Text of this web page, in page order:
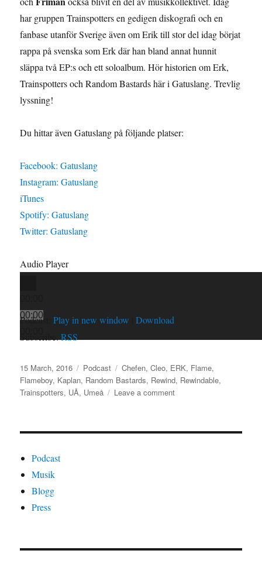
har gruppen Trainspotters en gedigen diskografi och en
fanbase utanför Sverige även om Erik till stor del idag börjat
rappa på svenska som Erk där han bland annat hunnit
släppa två EP:s och ett soloalbum. Hör historien om Erk,
Trainspotters och Random Bastards här i Gatuslang. Trevlig
lyssning!
Du hittar även Gatuslang på följande platser:
Facebook: Gatuslang
Instagram: Gatuslang
iTunes
Spotify: Gatuslang
Twitter: Gatuslang
Audio Player
00:00
Podcast:Play in new window |Download
Subscribe:RSS
Posted
on
15 March, 2016 Categories
Podcast Tags
Chefen,Cleo, ERK, Flame,
Flameboy, Kaplan, Random Bastards, Rewind, Rewindable,
Trainspotters, UÅ, Umeå Leave a commenton
–
Podcast
Musik
Blogg
Press